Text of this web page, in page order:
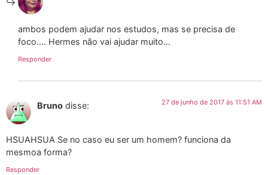
ambos podem ajudar nos estudos, mas se precisa de
foco…. Hermes não vai ajudar muito…
Responder
Bruno disse: 27 de junho de 2017 às 11:51 AM
HSUAHSUA Se no caso eu ser um homem? funciona da
mesmoa forma?
Responder